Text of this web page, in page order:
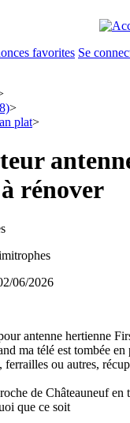
favorites Se
>
plat>
rénover
06/2026
antenne hertienne
ma télé est tombée en
ou autres,
de Châteauneuf en
que ce soit